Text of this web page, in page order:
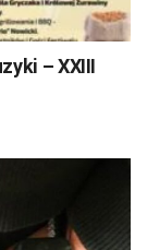
– XXIII